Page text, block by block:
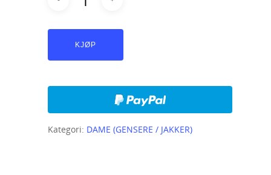
KJØP
Kategori: DAME (GENSERE / JAKKER)